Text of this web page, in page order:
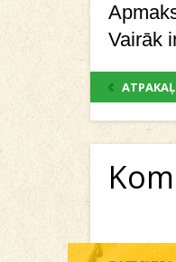
Vairāk
ATPAKAĻ